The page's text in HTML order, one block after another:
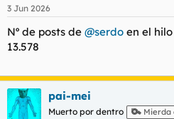
e
:
3 Jun 2026
Nº de posts de @serdo en el
13.578
pai-mei
Muerto por dentro Mierda